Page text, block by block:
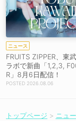
ニュース
FRUITS ZIPPER、東
ラボで新曲「1,2,3,
R」8月6日配信！
2026.08.06
トップページ ニュ